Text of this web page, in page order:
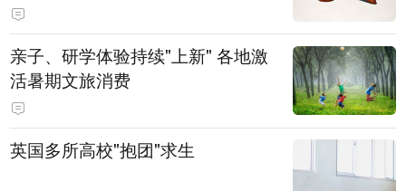
亲子、研学体验持续"上新" 各地激
活暑期文旅消费
英国多所高校"抱团"求生